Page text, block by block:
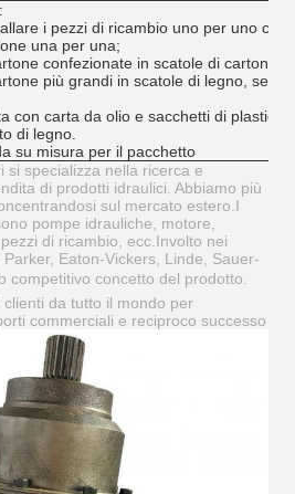
i pezzi di ricambio uno per uno con
una per una;
confezionate in scatole di cartone
più grandi in scatole di legno, se
con carta da olio e sacchetti di plastica
di legno.
su misura per il pacchetto
si specializza nella ricerca e
di prodotti idraulici. Abbiamo più
sul mercato estero.I
pompe idrauliche, motore,
di ricambio, ecc.Involto nei
Eaton-Vickers, Linde, Sauer-
concetto del prodotto.
da tutto il mondo per
commerciali e reciproco successo